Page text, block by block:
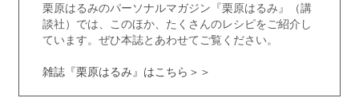
栗原はるみのパーソナルマガジン『栗原はるみ』（講
談社）では、このほか、たくさんのレシピをご紹介し
ています。ぜひ本誌とあわせてご覧ください。
雑誌『栗原はるみ』はこちら＞＞